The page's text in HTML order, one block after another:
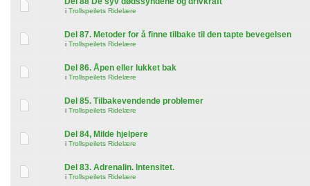
i Trollspeilets Ridelære
Del 87. Metoder for å finne tilbake til den tapte bevegelsen
i Trollspeilets Ridelære
Del 86. Åpen eller lukket bak
i Trollspeilets Ridelære
Del 85. Tilbakevendende problemer
i Trollspeilets Ridelære
Del 84, Milde hjelpere
i Trollspeilets Ridelære
Del 83. Adrenalin. Intensitet.
i Trollspeilets Ridelære